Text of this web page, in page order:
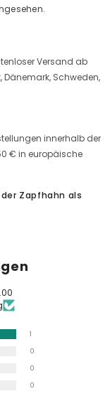
Versand ab
Dänemark, Schweden,
innerhalb der
€ in europäische
Zapfhahn als
1
0
0
0